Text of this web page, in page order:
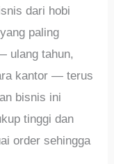
dari hobi
paling
ulang tahun,
kantor — terus
bisnis ini
tinggi dan
order sehingga